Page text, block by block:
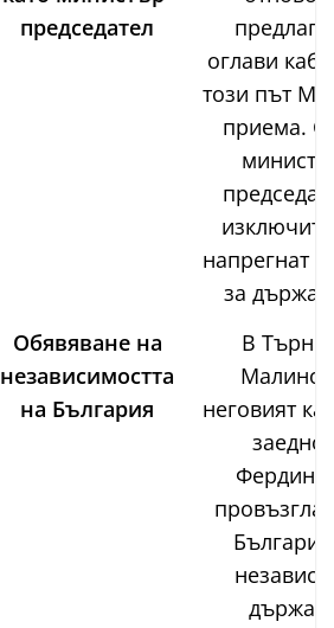
председател
оглави
този път
приема.
напрегнат
за
Обявяване на
независимостта
на България
В
неговият
заедно